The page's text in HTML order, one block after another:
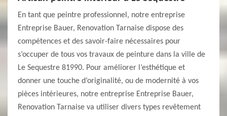
En tant que peintre professionnel, notre entreprise
Entreprise Bauer, Renovation Tarnaise dispose des
compétences et des savoir-faire nécessaires pour
s’occuper de tous vos travaux de peinture dans la ville de
Le Sequestre 81990. Pour améliorer l’esthétique et
donner une touche d’originalité, ou de modernité à vos
pièces intérieures, notre entreprise Entreprise Bauer,
Renovation Tarnaise va utiliser divers types revêtement